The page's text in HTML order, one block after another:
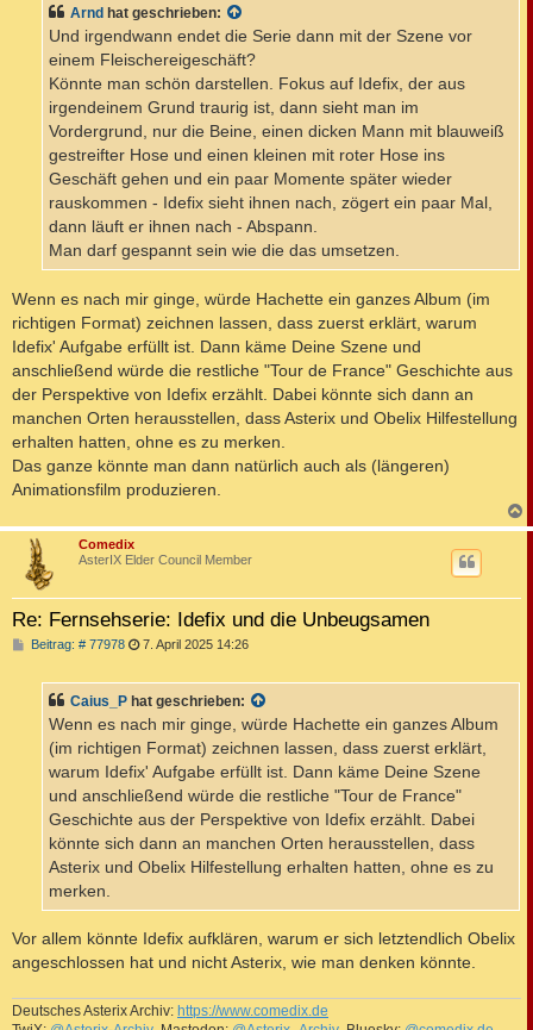
r
a
Arnd hat geschrieben:
Und irgendwann endet die Serie dann mit der Szene vor
einem Fleischereigeschäft?
Könnte man schön darstellen. Fokus auf Idefix, der aus
irgendeinem Grund traurig ist, dann sieht man im
Vordergrund, nur die Beine, einen dicken Mann mit blauweiß
gestreifter Hose und einen kleinen mit roter Hose ins
Geschäft gehen und ein paar Momente später wieder
rauskommen - Idefix sieht ihnen nach, zögert ein paar Mal,
dann läuft er ihnen nach - Abspann.
Man darf gespannt sein wie die das umsetzen.
Wenn es nach mir ginge, würde Hachette ein ganzes Album (im
richtigen Format) zeichnen lassen, dass zuerst erklärt, warum
Idefix' Aufgabe erfüllt ist. Dann käme Deine Szene und
anschließend würde die restliche "Tour de France" Geschichte aus
der Perspektive von Idefix erzählt. Dabei könnte sich dann an
manchen Orten herausstellen, dass Asterix und Obelix Hilfestellung
erhalten hatten, ohne es zu merken.
Das ganze könnte man dann natürlich auch als (längeren)
Animationsfilm produzieren.
a
Comedix
AsterIX Elder Council Member
Re: Fernsehserie: Idefix und die Unbeugsamen
Beitrag: # 77978B
r
a
7. April 2025 14:26
Caius_P hat geschrieben:
Wenn es nach mir ginge, würde Hachette ein ganzes Album
(im richtigen Format) zeichnen lassen, dass zuerst erklärt,
warum Idefix' Aufgabe erfüllt ist. Dann käme Deine Szene
und anschließend würde die restliche "Tour de France"
Geschichte aus der Perspektive von Idefix erzählt. Dabei
könnte sich dann an manchen Orten herausstellen, dass
Asterix und Obelix Hilfestellung erhalten hatten, ohne es zu
merken.
Vor allem könnte Idefix aufklären, warum er sich letztendlich Obelix
angeschlossen hat und nicht Asterix, wie man denken könnte.
Deutsches Asterix Archiv: https://www.comedix.de